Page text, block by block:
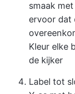
smaak
ervoor dat
Kleur elke
de kijker
Label tot